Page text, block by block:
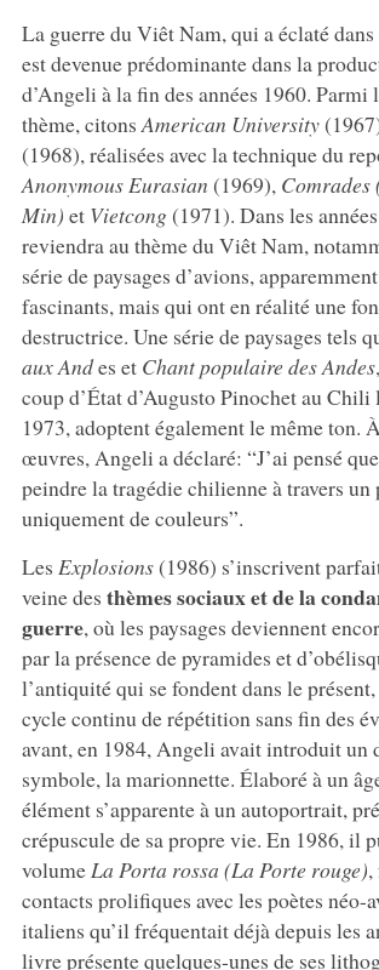
La guerre du Viêt Nam, qui a éclaté dans
est devenue prédominante dans la
d’Angeli à la fin des années 1960. Parmi
thème, citonsAmerican University
(1968), réalisées avec la technique du
Anonymous Eurasian (1969),
Min) et Vietcong(1971). Dans les
reviendra au thème du Viêt Nam,
série de paysages d’avions,
fascinants, mais qui ont en réalité une
destructrice. Une série de paysages tels
aux Andes et Chant populaire des Andes
coup d’État d’Augusto Pinochet au Chili
1973, adoptent également le même ton.
œuvres, Angeli a déclaré: “J’ai pensé
peindre la tragédie chilienne à travers un
uniquement de couleurs”.
Les Explosions(1986) s’inscrivent
veine des thèmes sociaux et de la
guerre, où les paysages deviennent
par la présence de pyramides et
l’antiquité qui se fondent dans le
cycle continu de répétition sans fin des
avant, en 1984, Angeli avait introduit un
symbole, la marionnette. Élaboré à un
élément s’apparente à un autoportrait,
crépuscule de sa propre vie. En 1986, il
volumeLa Porta rossa (La Porte rouge),
contacts prolifiques avec les poètes néo-
italiens qu’il fréquentait déjà depuis les
livre présente quelques-unes de ses